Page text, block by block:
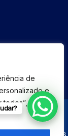
de
e
você